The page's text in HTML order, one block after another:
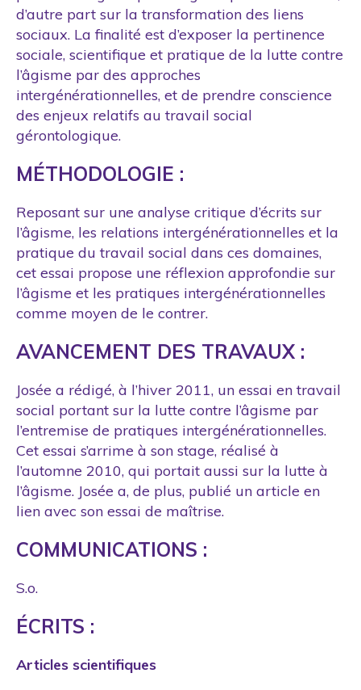
d’autre part sur la transformation des liens
sociaux. La finalité est d’exposer la pertinence
sociale, scientifique et pratique de la lutte contre
l’âgisme par des approches
intergénérationnelles, et de prendre conscience
des enjeux relatifs au travail social
gérontologique.
MÉTHODOLOGIE :
Reposant sur une analyse critique d’écrits sur
l’âgisme, les relations intergénérationnelles et la
pratique du travail social dans ces domaines,
cet essai propose une réflexion approfondie sur
l’âgisme et les pratiques intergénérationnelles
comme moyen de le contrer.
AVANCEMENT DES TRAVAUX :
Josée a rédigé, à l’hiver 2011, un essai en travail
social portant sur la lutte contre l’âgisme par
l’entremise de pratiques intergénérationnelles.
Cet essai s’arrime à son stage, réalisé à
l’automne 2010, qui portait aussi sur la lutte à
l’âgisme. Josée a, de plus, publié un article en
lien avec son essai de maîtrise.
COMMUNICATIONS :
S.o.
ÉCRITS :
Articles scientifiques